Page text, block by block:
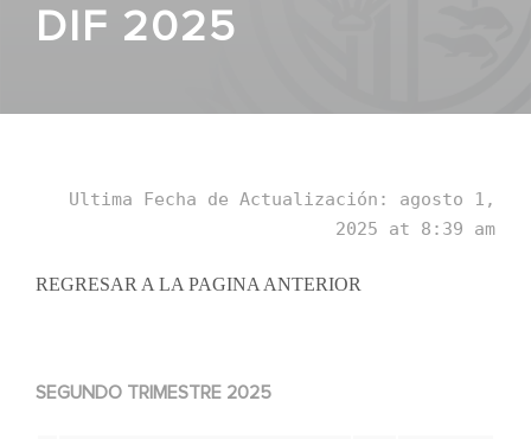
DIF 2025
Ultima Fecha de Actualización: agosto 1,
2025 at 8:39 am
REGRESAR A LA PAGINA ANTERIOR
SEGUNDO TRIMESTRE 2025